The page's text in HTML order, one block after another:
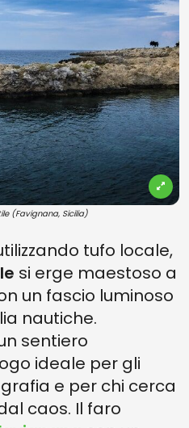
(Favignana, Sicilia)
tufo locale,
si erge maestoso a
un fascio luminoso
nautiche.
sentiero
ideale per gli
e per chi cerca
caos. Il faro